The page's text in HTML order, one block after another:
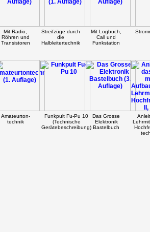
Mit Radio,
Röhren und
Transistoren
Streifzüge durch
die
Halbleitertechnik
Mit Logbuch,
Call und
Funkstation
Amateurton-
technik
Funkpult Fu-Pu 10
(Technische
Gerätebeschreibung)
Das Grosse
Elektronik
Bastelbuch